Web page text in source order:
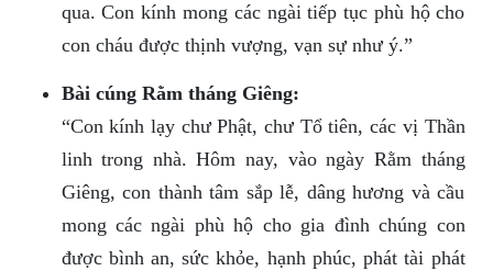
qua. Con kính mong các ngài tiếp tục phù hộ cho
con cháu được thịnh vượng, vạn sự như ý.”
Bài cúng Rằm tháng Giêng:
“Con kính lạy chư Phật, chư Tổ tiên, các vị Thần
linh trong nhà. Hôm nay, vào ngày Rằm tháng
Giêng, con thành tâm sắp lễ, dâng hương và cầu
mong các ngài phù hộ cho gia đình chúng con
được bình an, sức khỏe, hạnh phúc, phát tài phát